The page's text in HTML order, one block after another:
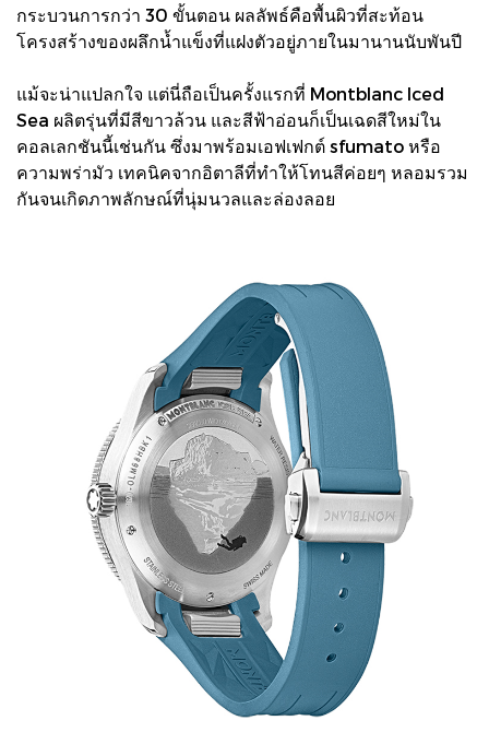
กระบวนการกว่า 30 ขั้นตอน ผลลัพธ์คือพื้นผิวที่สะท้อน
โครงสร้างของผลึกน้ำแข็งที่แฝงตัวอยู่ภายในมานานนับพันปี
แม้จะน่าแปลกใจ แต่นี่ถือเป็นครั้งแรกที่ Montblanc Iced
Sea ผลิตรุ่นที่มีสีขาวล้วน และสีฟ้าอ่อนก็เป็นเฉดสีใหม่ใน
คอลเลกชันนี้เช่นกัน ซึ่งมาพร้อมเอฟเฟกต์ sfumato หรือ
ความพร่ามัว เทคนิคจากอิตาลีที่ทำให้โทนสีค่อยๆ หลอมรวม
กันจนเกิดภาพลักษณ์ที่นุ่มนวลและล่องลอย